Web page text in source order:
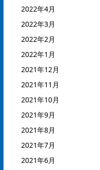
2022年4月
2022年3月
2022年2月
2022年1月
2021年12月
2021年11月
2021年10月
2021年9月
2021年8月
2021年7月
2021年6月